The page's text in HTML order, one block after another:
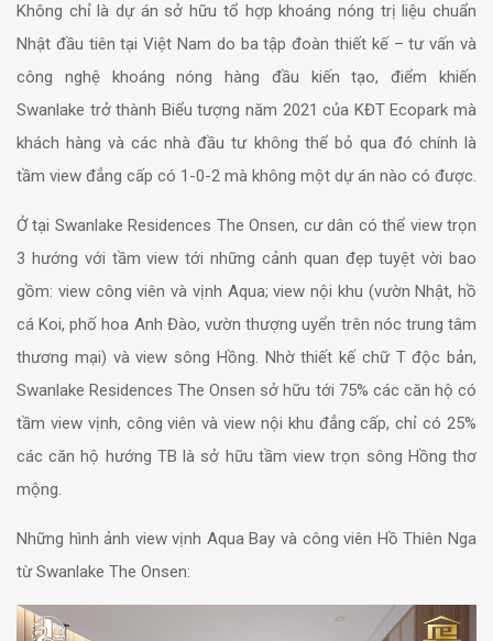
Không chỉ là dự án sở hữu tổ hợp khoáng nóng trị liệu chuẩn
Nhật đầu tiên tại Việt Nam do ba tập đoàn thiết kế – tư vấn và
công nghệ khoáng nóng hàng đầu kiến tạo, điểm khiến
Swanlake trở thành Biểu tượng năm 2021 của KĐT Ecopark mà
khách hàng và các nhà đầu tư không thể bỏ qua đó chính là
tầm view đẳng cấp có 1-0-2 mà không một dự án nào có được.
Ở tại Swanlake Residences The Onsen, cư dân có thể view trọn
3 hướng với tầm view tới những cảnh quan đẹp tuyệt vời bao
gồm: view công viên và vịnh Aqua; view nội khu (vườn Nhật, hồ
cá Koi, phố hoa Anh Đào, vườn thượng uyển trên nóc trung tâm
thương mại) và view sông Hồng. Nhờ thiết kế chữ T độc bản,
Swanlake Residences The Onsen sở hữu tới 75% các căn hộ có
tầm view vịnh, công viên và view nội khu đẳng cấp, chỉ có 25%
các căn hộ hướng TB là sở hữu tầm view trọn sông Hồng thơ
mộng.
Những hình ảnh view vịnh Aqua Bay và công viên Hồ Thiên Nga
từ Swanlake The Onsen: